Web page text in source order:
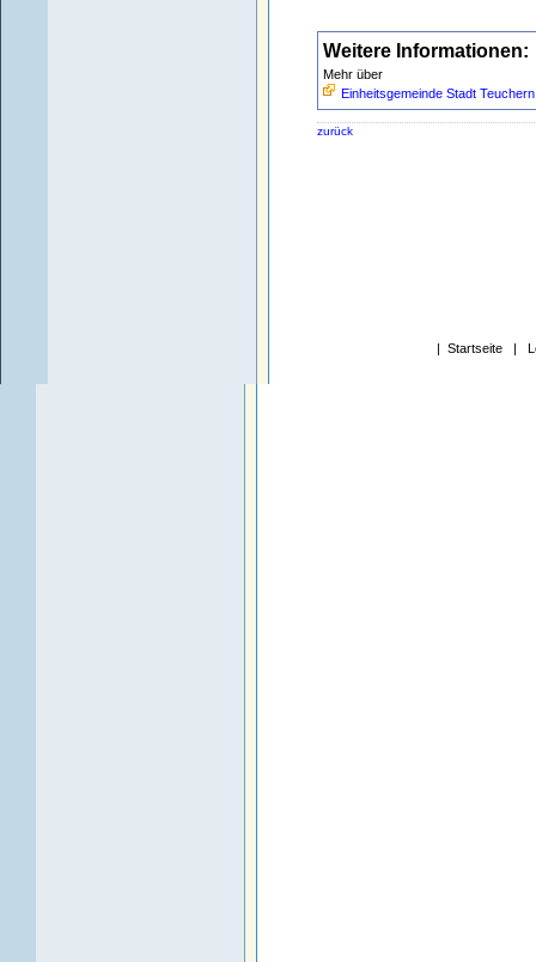
Weitere Informationen:
Mehr über
Einheitsgemeinde Stadt Teuchern
zurück
| Startseite |